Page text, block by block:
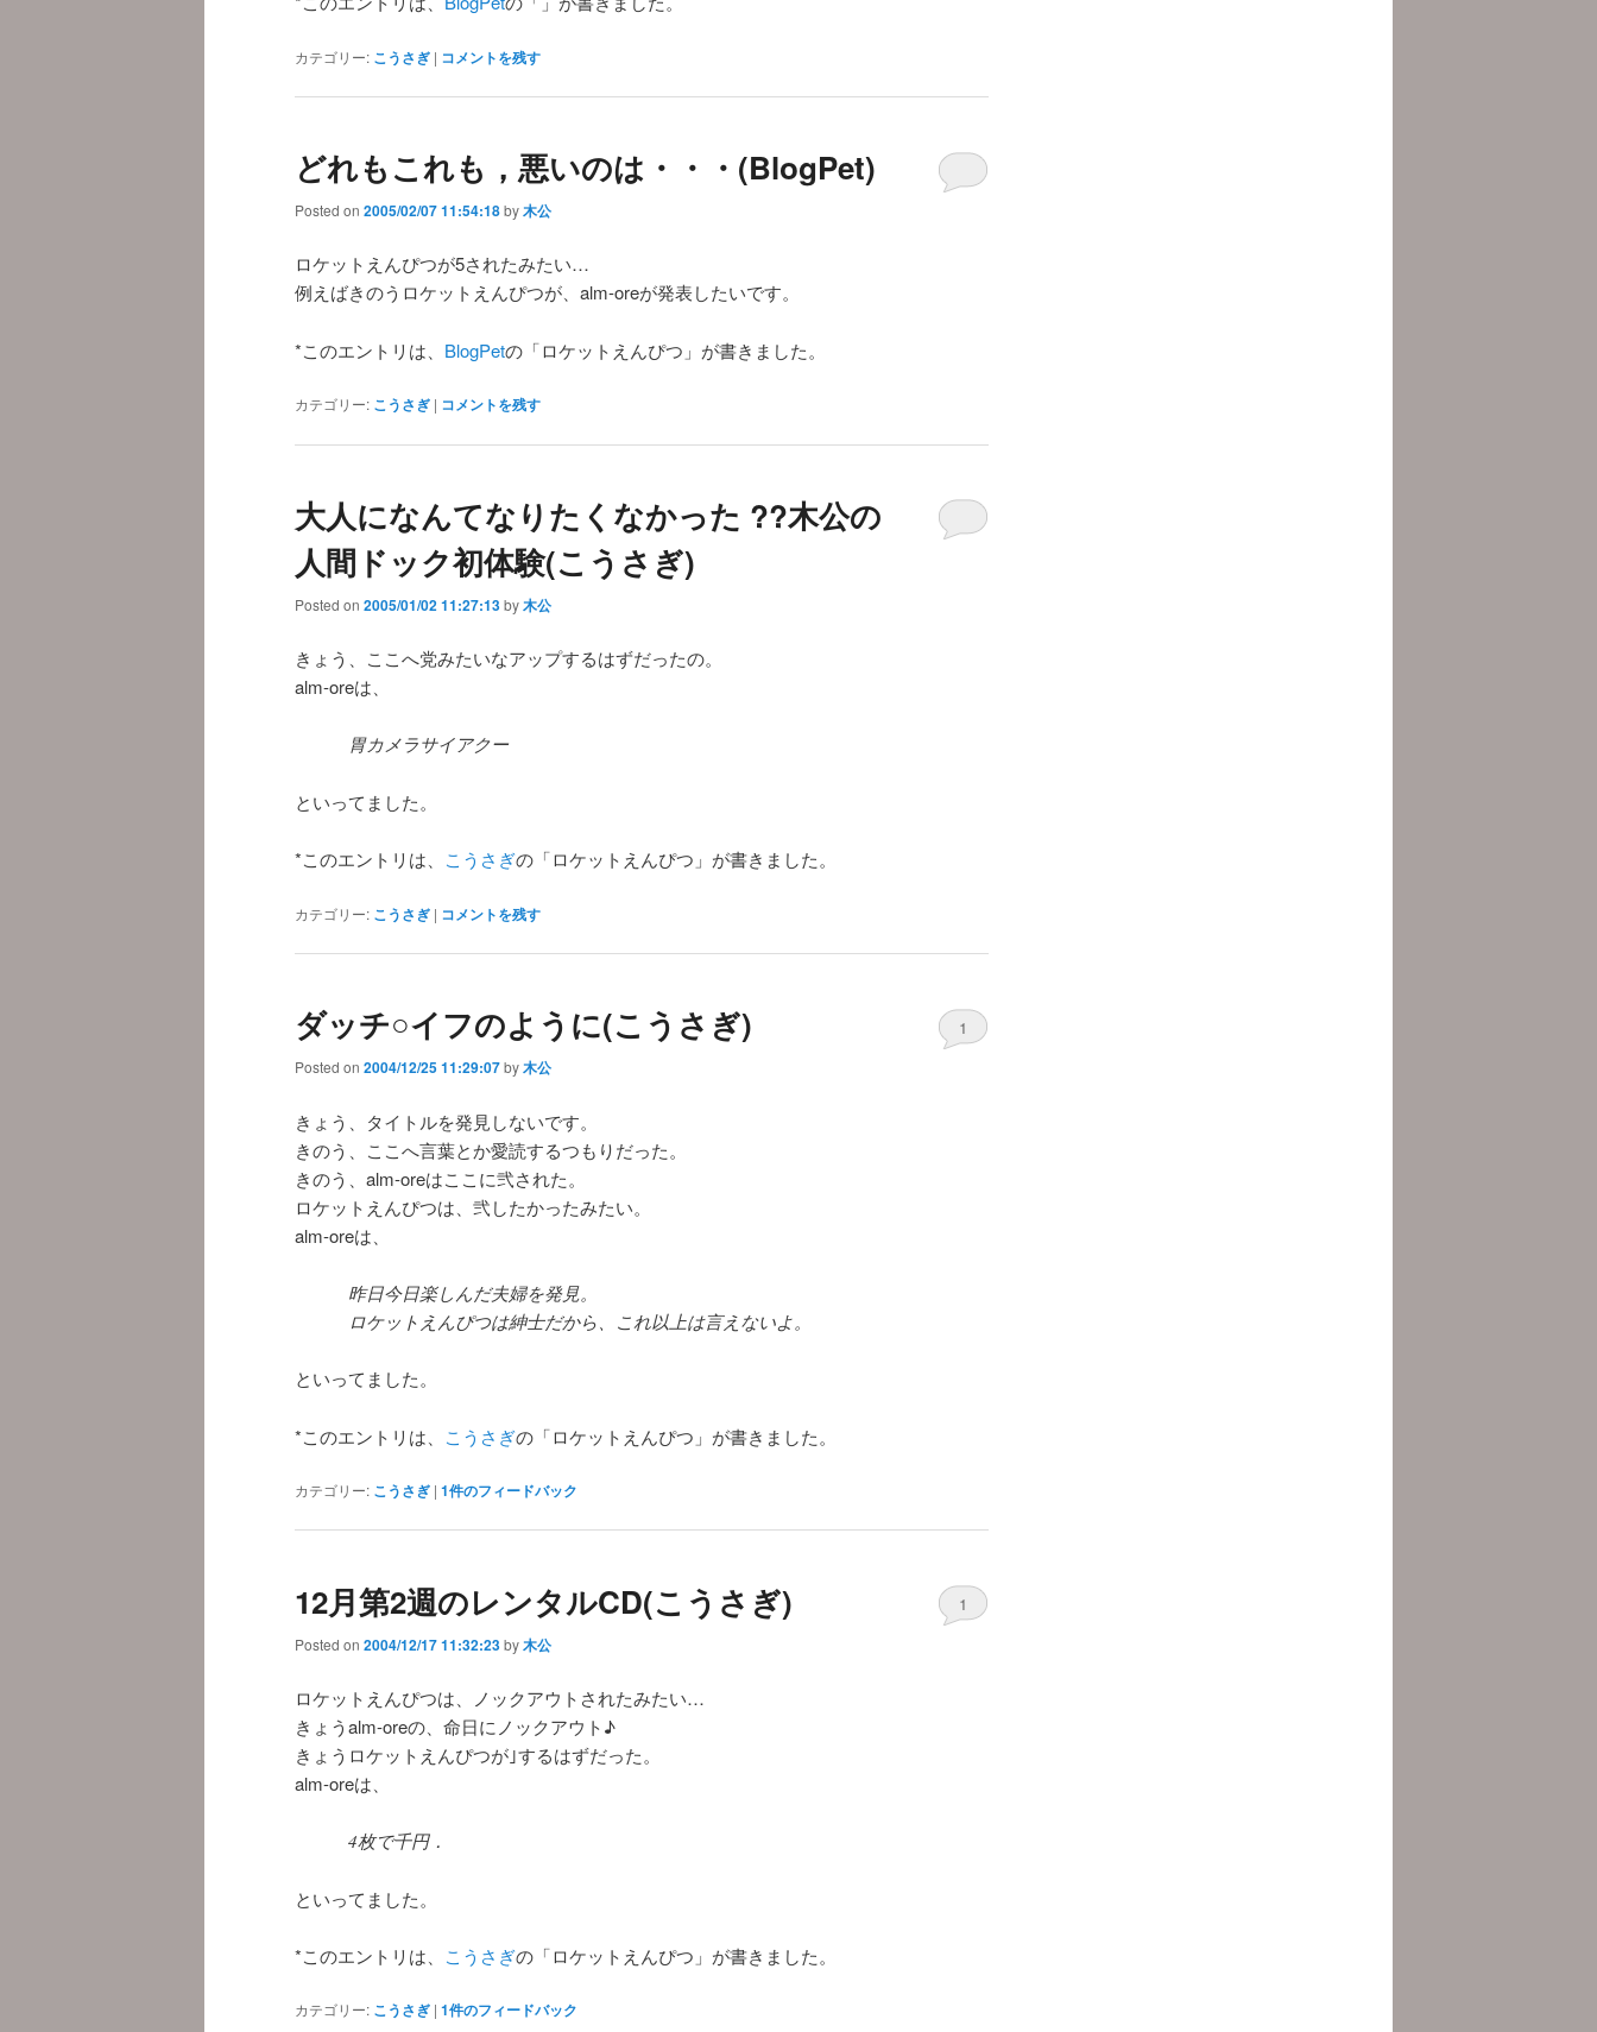
カテゴリー: こうさぎ | コメントを残す
どれもこれも，悪いのは・・・(BlogPet)
Posted on 2005/02/07 11:54:18by木公
ロケットえんぴつが5されたみたい…
例えばきのうロケットえんぴつが、alm-oreが発表したいです。
*このエントリは、 BlogPetの「ロケットえんぴつ」が書きました。
カテゴリー: こうさぎ | コメントを残す
大人になんてなりたくなかった ??木公の
人間ドック初体験(こうさぎ)
Posted on 2005/01/02 11:27:13by木公
きょう、ここへ党みたいなアップするはずだったの。
alm-oreは、
胃カメラサイアクー
といってました。
*このエントリは、 こうさぎの「ロケットえんぴつ」が書きました。
カテゴリー: こうさぎ | コメントを残す
ダッチ○イフのように(こうさぎ)
Posted on 2004/12/25 11:29:07by木公
1
きょう、タイトルを発見しないです。
きのう、ここへ言葉とか愛読するつもりだった。
きのう、alm-oreはここに弐された。
ロケットえんぴつは、弐したかったみたい。
alm-oreは、
昨日今日楽しんだ夫婦を発見。
ロケットえんぴつは紳士だから、これ以上は言えないよ。
といってました。
*このエントリは、 こうさぎの「ロケットえんぴつ」が書きました。
カテゴリー: こうさぎ | 1件のフィードバック
12月第2週のレンタルCD(こうさぎ)
Posted on 2004/12/17 11:32:23by木公
1
ロケットえんぴつは、ノックアウトされたみたい…
きょうalm-oreの、命日にノックアウト♪
きょうロケットえんぴつが｣するはずだった。
alm-oreは、
4枚で千円．
といってました。
*このエントリは、 こうさぎの「ロケットえんぴつ」が書きました。
カテゴリー: こうさぎ | 1件のフィードバック